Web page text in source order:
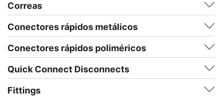
Correas
Conectores rápidos metálicos
Conectores rápidos poliméricos
Quick Connect Disconnects
Fittings